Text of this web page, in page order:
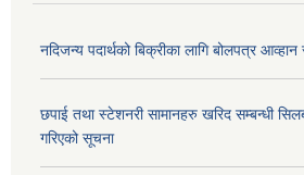
नदिजन्य पदार्थको बिक्रीका लागि बोलपत्र
छपाई तथा स्टेशनरी सामानहरु खरिद सम्बन्धी
गरिएको सूचना